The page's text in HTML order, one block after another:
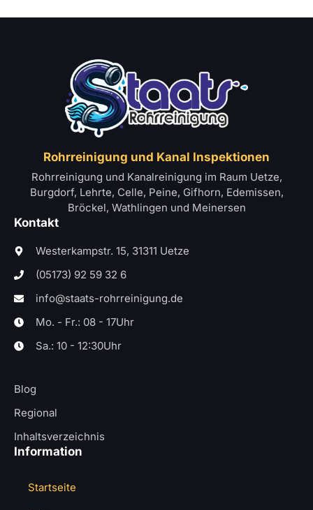
Rohrreinigung und Kanal Inspektionen
Rohrreinigung und Kanalreinigung im Raum Uetze,
Burgdorf, Lehrte, Celle, Peine, Gifhorn, Edemissen,
Bröckel, Wathlingen und Meinersen
Kontakt
Westerkampstr. 15, 31311 Uetze
(05173) 92 59 32 6
info@staats-rohrreinigung.de
Mo. - Fr.: 08 - 17Uhr
Sa.: 10 - 12:30Uhr
Blog
Regional
Inhaltsverzeichnis
Information
Startseite